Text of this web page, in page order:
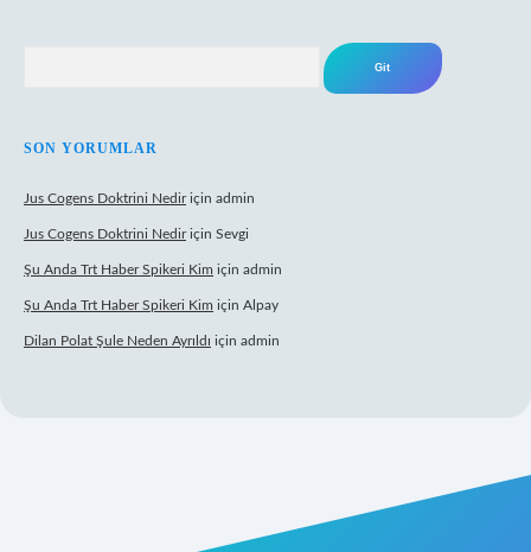
SON YORUMLAR
Jus Cogens Doktrini Nediriçin admin
Jus Cogens Doktrini Nediriçin Sevgi
Şu Anda Trt Haber Spikeri Kim için admin
Şu Anda Trt Haber Spikeri Kim için Alpay
Dilan Polat Şule Neden Ayrıldı için admin